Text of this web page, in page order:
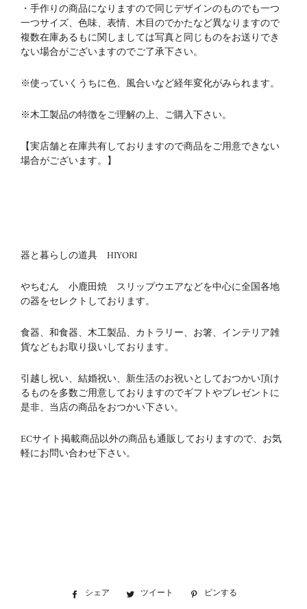
・手作りの商品になりますので同じデザインのものでも一つ
一つサイズ、色味、表情、木目のでかたなど異なりますので
複数在庫あるもに関しましては写真と同じものをお送りでき
ない場合がございますのでご了承下さい。
※使っていくうちに色、風合いなど経年変化がみられます。
※木工製品の特徴をご理解の上、ご購入下さい。
【実店舗と在庫共有しておりますので商品をご用意できない
場合がございます。】
器と暮らしの道具 HIYORI
やちむん 小鹿田焼 スリップウエアなどを中心に全国各地
の器をセレクトしております。
食器、和食器、木工製品、カトラリー、お箸、インテリア雑
貨などもお取り扱いしております。
引越し祝い、結婚祝い、新生活のお祝いとしておつかい頂け
るものを多数ご用意しておりますのでギフトやプレゼントに
是非、当店の商品をおつかい下さい。
ECサイト掲載商品以外の商品も通販しておりますので、お気
軽にお問い合わせ下さい。
シェア
Facebookツイート
Twitter ピンする